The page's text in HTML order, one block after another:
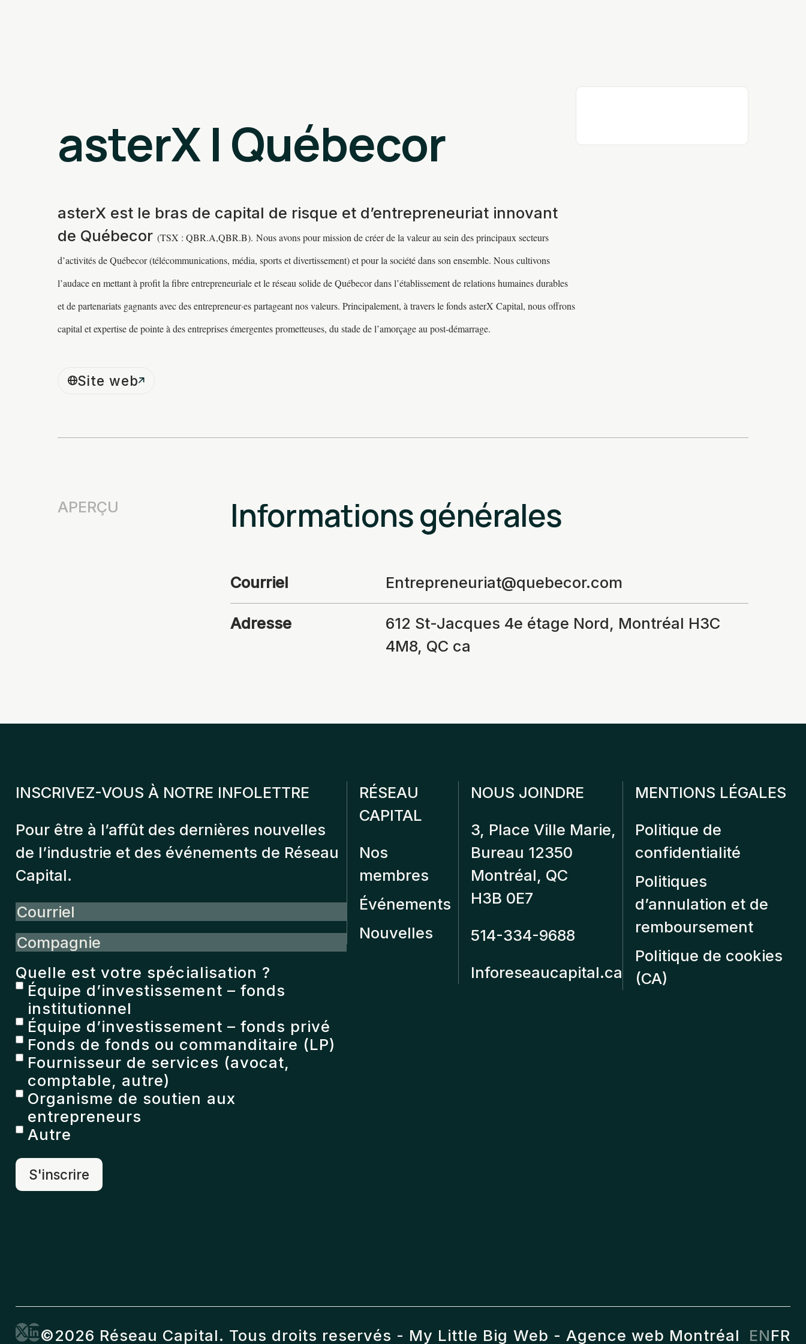
asterX | Québecor
asterX est le bras de capital de risque et d’entrepreneuriat innovant
de Québecor (TSX : QBR.A,QBR.B). Nous avons pour mission de créer de la valeur au sein des principaux secteurs
d’activités de Québecor (télécommunications, média, sports et divertissement) et pour la société dans son ensemble. Nous cultivons
l’audace en mettant à profit la fibre entrepreneuriale et le réseau solide de Québecor dans l’établissement de relations humaines durables
et de partenariats gagnants avec des entrepreneur·es partageant nos valeurs. Principalement, à travers le fonds asterX Capital, nous offrons
capital et expertise de pointe à des entreprises émergentes prometteuses, du stade de l’amorçage au post-démarrage.
Site web
APERÇU Informations générales
Courriel Entrepreneuriat@quebecor.com
Adresse
612 St-Jacques 4e étage Nord, Montréal H3C
4M8, QC ca
INSCRIVEZ-VOUS À NOTRE INFOLETTRE
Pour être à l’affût des dernières nouvelles
de l’industrie et des événements de Réseau
Capital.
Courriel
Compagnie
Quelle est votre spécialisation ?
Équipe d’investissement – fonds
institutionnel
Équipe d’investissement – fonds privé
Fonds de fonds ou commanditaire (LP)
Fournisseur de services (avocat,
comptable, autre)
Organisme de soutien aux
entrepreneurs
Autre
RÉSEAU
CAPITAL
Nos
membres
Événements
Nouvelles
NOUS JOINDRE
3, Place Ville Marie,
Bureau 12350
Montréal, QC
H3B 0E7
514-334-9688
Inforeseaucapital.ca
MENTIONS LÉGALES
Politique de
confidentialité
Politiques
d’annulation et de
remboursement
Politique de cookies
(CA)
©2026 Réseau Capital. Tous droits reservés - My Little Big Web - Agence web Montréal ENFR